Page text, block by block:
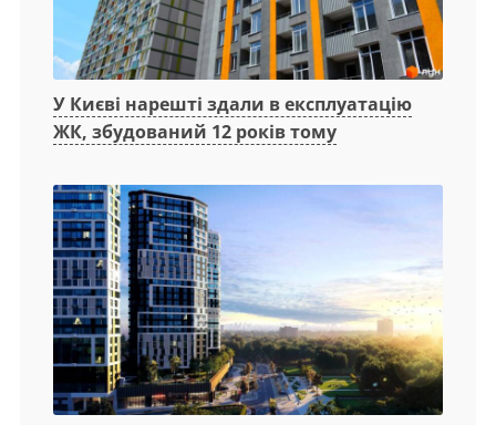
У Києві нарешті здали в експлуатацію
ЖК, збудований 12 років тому